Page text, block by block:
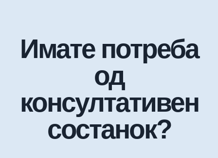
Имате потреба
од
консултативен
состанок?